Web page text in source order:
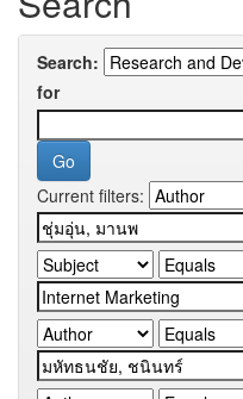
Search:
for
Current filters: